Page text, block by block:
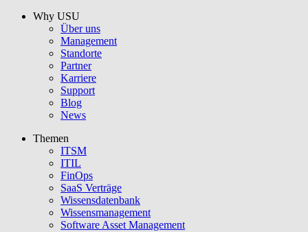
Why USU
Über uns
Management
Standorte
Partner
Karriere
Support
Blog
News
Themen
ITSM
ITIL
FinOps
SaaS Verträge
Wissensdatenbank
Wissensmanagement
Software Asset Management